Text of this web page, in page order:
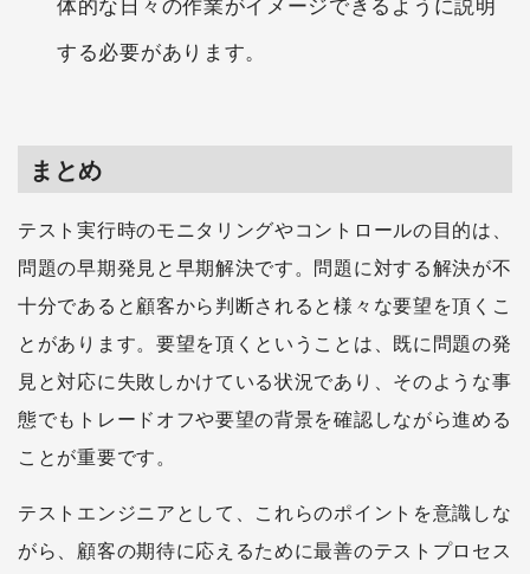
する必要があります。
まとめ
テスト実行時のモニタリングやコントロールの目的は、
問題の早期発見と早期解決です。問題に対する解決が不
十分であると顧客から判断されると様々な要望を頂くこ
とがあります。要望を頂くということは、既に問題の発
見と対応に失敗しかけている状況であり、そのような事
態でもトレードオフや要望の背景を確認しながら進める
ことが重要です。
テストエンジニアとして、これらのポイントを意識しな
がら、顧客の期待に応えるために最善のテストプロセス